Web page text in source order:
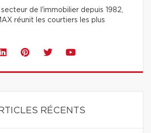
de l'immobilier depuis 1982,
réunit les courtiers les plus
RÉCENTS